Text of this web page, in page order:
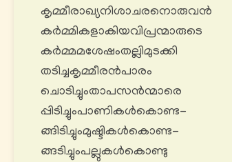
കൃമ്മീരാഖ്യനിശാചരനൊരുവൻ
കർമ്മികളാകിയവിപ്രന്മാരുടെ
കർമ്മമശേഷംതല്ലിമുടക്കി
തടിച്ചകൃമ്മീരൻപാരം
ചൊടിച്ചുംതാപസൻന്മാരെ
പ്പിടിച്ചുംപാണികൾകൊണ്ട-
ങ്ങിടിച്ചുംമുഷ്ടികൾകൊണ്ട-
ങ്ങടിച്ചുംപല്ലുകൾകൊണ്ടു